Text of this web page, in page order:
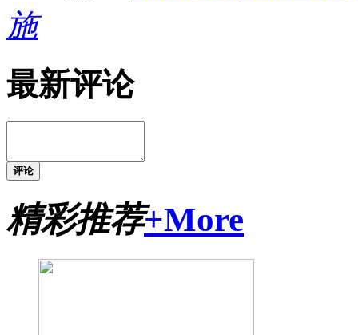
施
最新评论
评论
精彩推荐+More